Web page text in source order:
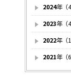
2024年（
2023年（
2022年（
2021年（